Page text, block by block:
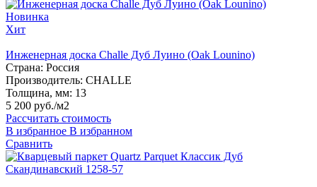
Новинка
Хит
Инженерная доска Challe Дуб Луино (Oak Lounino)
Страна: Россия
Производитель: CHALLE
Толщина, мм: 13
5 200 руб./м2
Рассчитать стоимость
В избранное В избранном
Сравнить